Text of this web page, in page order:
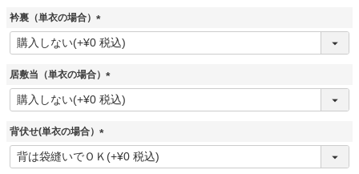
衿裏（単衣の場合）
(
必
)
居敷当（単衣の場合）
(
必
背伏せ(単衣の場合）
(
必